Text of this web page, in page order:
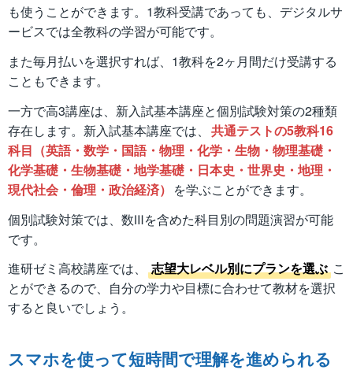
も使うことができます。1教科受講であっても、デジタルサ
ービスでは全教科の学習が可能です。
また毎月払いを選択すれば、1教科を2ヶ月間だけ受講する
こともできます。
一方で高3講座は、新入試基本講座と個別試験対策の2種類
存在します。新入試基本講座では、 共通テストの5教科16
科目（英語・数学・国語・物理・化学・生物・物理基礎・
化学基礎・生物基礎・地学基礎・日本史・世界史・地理・
現代社会・倫理・政治経済） を学ぶことができます。
個別試験対策では、数Ⅲを含めた科目別の問題演習が可能
です。
進研ゼミ高校講座では、
志望大レベル別にプランを選ぶ こ
とができるので、自分の学力や目標に合わせて教材を選択
すると良いでしょう。
スマホを使って短時間で理解を進められる